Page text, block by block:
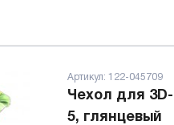
Артикул: 122-045709
Чехол для
5, глянцевый